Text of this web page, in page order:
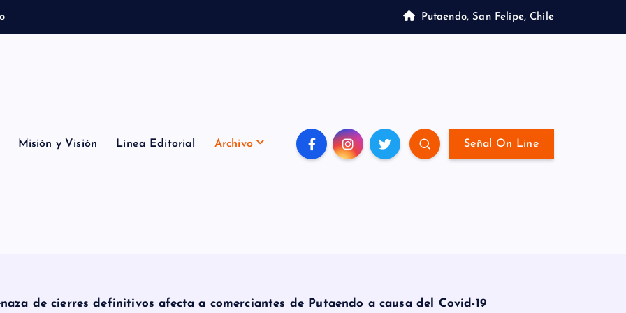
o Putaendo, San Felipe, Chile
Misión y Visión Línea Editorial Archivo Señal On Line
de cierres definitivos afecta a comerciantes de Putaendo a causa del Covid-19